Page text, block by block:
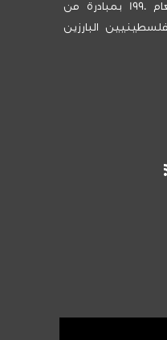
غير ربحية تأسست في العام 1990 بمبادرة من
البارزين